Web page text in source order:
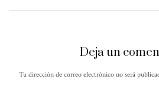
Deja un
Tu dirección de correo electrónico no será